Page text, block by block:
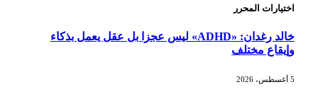
اختيارات المحرر
خالد رغدان: «ADHD» ليس عجزا بل عقل يعمل بذكاء
وإيقاع مختلف